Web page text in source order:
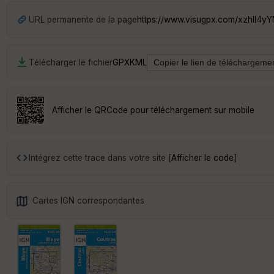
URL permanente de la pagehttps://www.visugpx.com/
Télécharger le fichierGPXKML
Afficher le QRCode pour téléchargement sur mobile
Intégrez cette trace dans votre site [Afficher le code]
Cartes IGN correspondantes